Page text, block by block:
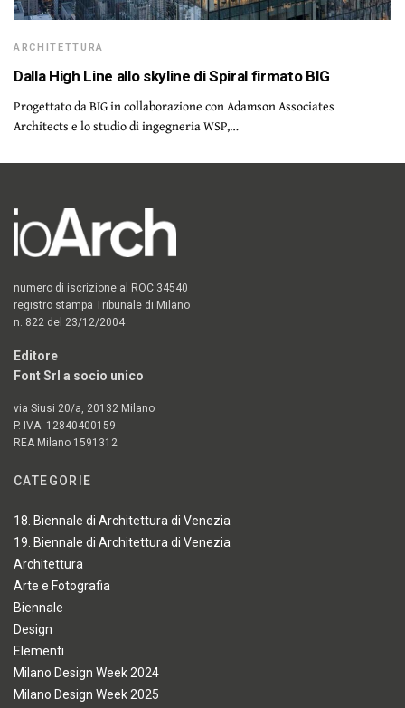
ARCHITETTURA
Dalla High Line allo skyline di Spiral firmato BIG
Progettato da BIG in collaborazione con Adamson Associates
Architects e lo studio di ingegneria WSP,…
numero di iscrizione al ROC 34540
registro stampa Tribunale di Milano
n. 822 del 23/12/2004
Editore
Font Srl a socio unico
via Siusi 20/a, 20132 Milano
P. IVA: 12840400159
REA Milano 1591312
CATEGORIE
18. Biennale di Architettura di Venezia
19. Biennale di Architettura di Venezia
Architettura
Arte e Fotografia
Biennale
Design
Elementi
Milano Design Week 2024
Milano Design Week 2025